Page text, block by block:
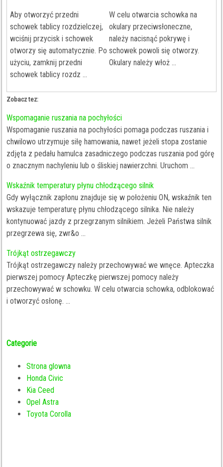
Aby otworzyć przedni
schowek tablicy rozdzielczej,
wciśnij przycisk i schowek
otworzy się automatycznie. Po
użyciu, zamknij przedni
schowek tablicy rozdz ...
W celu otwarcia schowka na
okulary przeciwsłoneczne,
należy nacisnąć pokrywę i
schowek powoli się otworzy.
Okulary należy włoż ...
Zobacz tez:
Wspomaganie ruszania na pochyłości
Wspomaganie ruszania na pochyłości pomaga podczas ruszania i
chwilowo utrzymuje siłę hamowania, nawet jeżeli stopa zostanie
zdjęta z pedału hamulca zasadniczego podczas ruszania pod górę
o znacznym nachyleniu lub o śliskiej nawierzchni. Uruchom ...
Wskaźnik temperatury płynu chłodzącego silnik
Gdy wyłącznik zapłonu znajduje się w położeniu ON, wskaźnik ten
wskazuje temperaturę płynu chłodzącego silnika. Nie należy
kontynuować jazdy z przegrzanym silnikiem. Jeżeli Państwa silnik
przegrzewa się, zwr&o ...
Trójkąt ostrzegawczy
Trójkąt ostrzegawczy należy przechowywać we wnęce. Apteczka
pierwszej pomocy Apteczkę pierwszej pomocy należy
przechowywać w schowku. W celu otwarcia schowka, odblokować
i otworzyć osłonę. ...
Categorie
Strona glowna
Honda Civic
Kia Ceed
Opel Astra
Toyota Corolla